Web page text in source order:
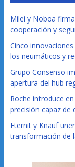
Milei y Noboa
cooperación y
Cinco
los neumáticos y
Grupo Consenso
apertura del hub
Roche introduce
precisión capaz de
Eternit y Knauf
transformación de